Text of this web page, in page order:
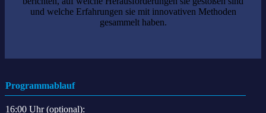
und welche Erfahrungen sie mit innovativen Methoden
gesammelt haben.
Programmablauf
16:00 Uhr (optional):